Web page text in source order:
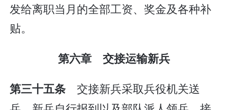
发给离职当月的全部工资、奖金及各种补
贴。
第六章 交接运输新兵
第三十五条 交接新兵采取兵役机关送